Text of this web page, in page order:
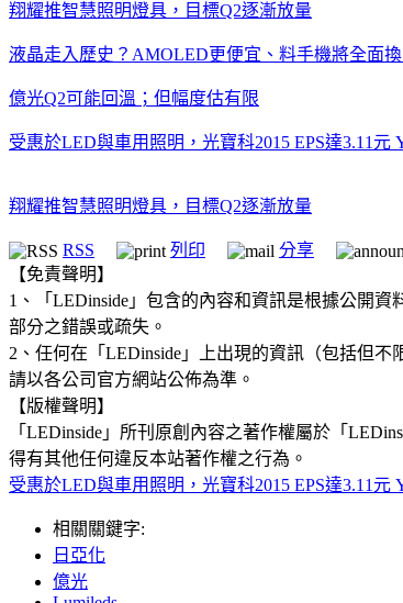
翔耀推智慧照明燈具，目標Q2逐漸放量
液晶走入歷史？ AMOLED更便宜、料手機將全面換
億光Q2可能回溫；但幅度估有限
受惠於LED與車用照明，光寶科2015 EPS達3.11元
翔耀推智慧照明燈具，目標Q2逐漸放量
RSS 列印 分享
【免責聲明】
1、「LEDinside」包含的內容和資訊是根據公開
部分之錯誤或疏失。
2、任何在「LEDinside」上出現的資訊（包括但
請以各公司官方網站公佈為準。
【版權聲明】
「LEDinside」所刊原創內容之著作權屬於「
得有其他任何違反本站著作權之行為。
受惠於LED與車用照明，光寶科2015 EPS達3.11元
相關關鍵字:
日亞化
億光